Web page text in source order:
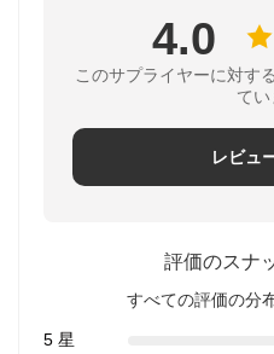
4.0
このサプライヤーに対す
てい
レビュ
評価のスナ
すべての評価の分
5 星